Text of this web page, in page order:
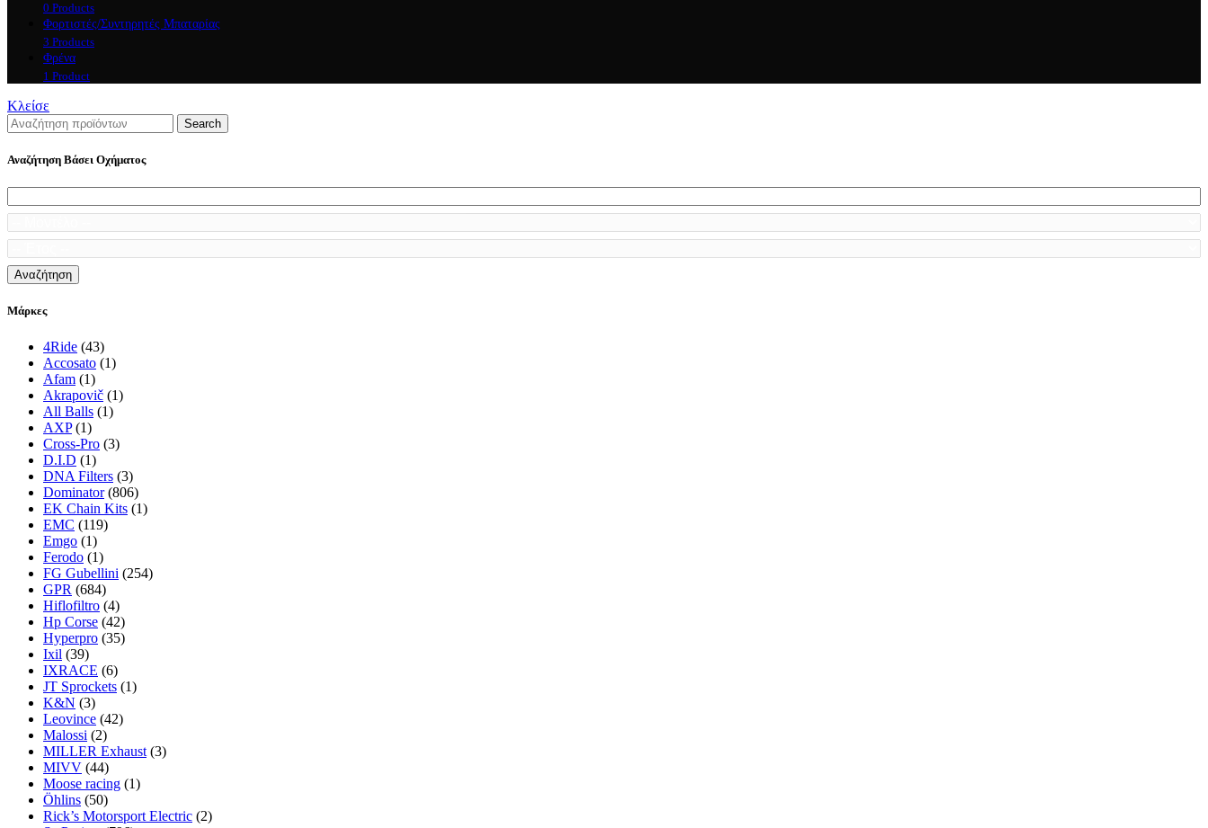
0 Products
Φορτιστές/Συντηρητές Μπαταρίας
3 Products
Φρένα
1 Product
Κλείσε
Search
Αναζήτηση Βάσει Οχήματος
Αναζήτηση
Μάρκες
4Ride (43)
Accosato (1)
Afam (1)
Akrapovič (1)
All Balls (1)
AXP (1)
Cross-Pro (3)
D.I.D (1)
DNA Filters (3)
Dominator (806)
EK Chain Kits (1)
EMC (119)
Emgo (1)
Ferodo (1)
FG Gubellini (254)
GPR (684)
Hiflofiltro (4)
Hp Corse (42)
Hyperpro (35)
Ixil (39)
IXRACE (6)
JT Sprockets (1)
K&N (3)
Leovince (42)
Malossi (2)
MILLER Exhaust (3)
MIVV (44)
Moose racing (1)
Öhlins (50)
Rick’s Motorsport Electric (2)